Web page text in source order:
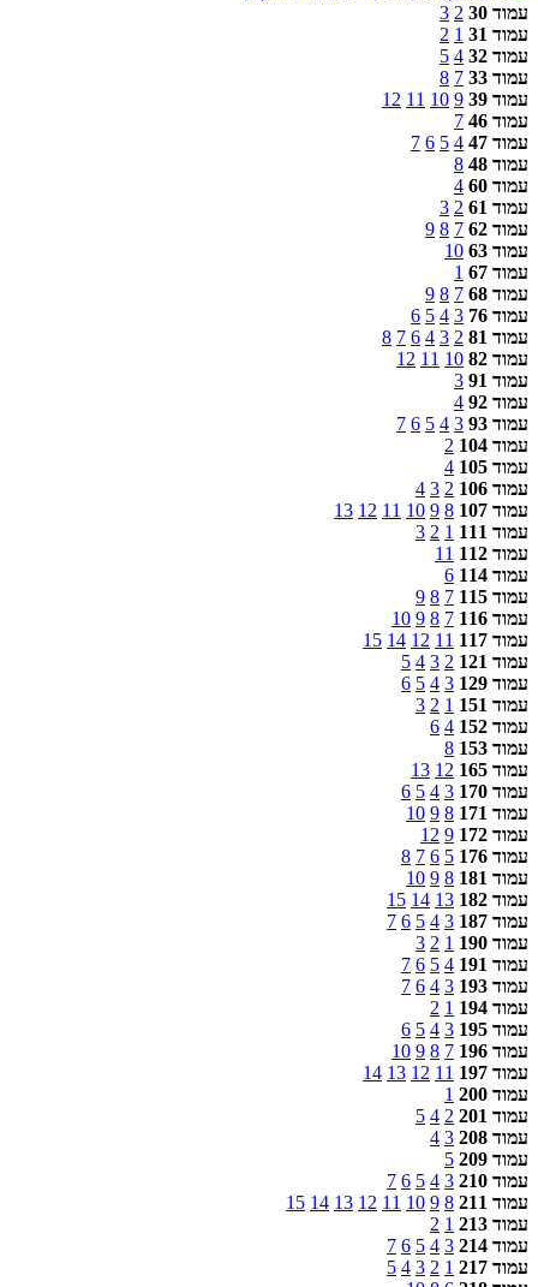
עמוד 30 2
3
עמוד 31
1
2
עמוד 32
4
5
עמוד 33
7
8
עמוד 39
9
10
11
12
עמוד 46
7
עמוד 47
4
5
6
7
עמוד 48
8
עמוד 60
4
עמוד 61
2
3
עמוד 62
7
8
9
עמוד 63
10
עמוד 67
1
עמוד 68
7
8
9
עמוד 76
3
4
5
6
עמוד 81
2
3
4
6
7
8
עמוד 82
10
11
12
עמוד 91
3
עמוד 92
4
עמוד 93
3
4
5
6
7
עמוד 104
2
עמוד 105
4
עמוד 106
2
3
4
עמוד 107
8
9
10
11
12
13
עמוד 111
1
2
3
עמוד 112
11
עמוד 114
6
עמוד 115
7
8
9
עמוד 116
7
8
9
10
עמוד 117
11
12
14
15
עמוד 121
2
3
4
5
עמוד 129
3
4
5
6
עמוד 151
1
2
3
עמוד 152
4
6
עמוד 153
8
עמוד 165
12
13
עמוד 170
3
4
5
6
עמוד 171
8
9
10
עמוד 172
9
12
עמוד 176
5
6
7
8
עמוד 181
8
9
10
עמוד 182
13
14
15
עמוד 187
3
4
5
6
7
עמוד 190
1
2
3
עמוד 191
4
5
6
7
עמוד 193
3
4
6
7
עמוד 194
1
2
עמוד 195
3
4
5
6
עמוד 196
7
8
9
10
עמוד 197
11
12
13
14
עמוד 200
1
עמוד 201
2
4
5
עמוד 208
3
4
עמוד 209
5
עמוד 210
3
4
5
6
7
עמוד 211
8
9
10
11
12
13
14
15
עמוד 213
1
2
עמוד 214
3
4
5
6
7
עמוד 217
1
2
3
4
5